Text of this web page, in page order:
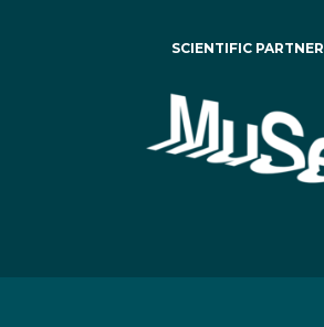
SCIENTIFIC PARTNER